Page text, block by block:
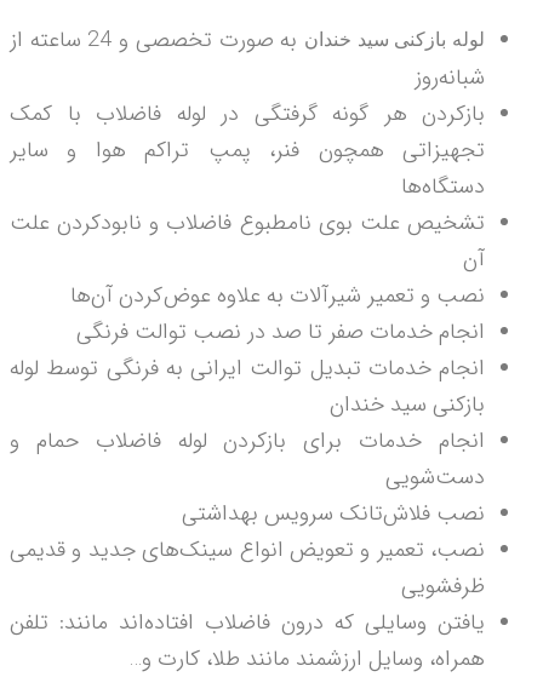
لوله بازکنی سید خندان
به صورت تخصصی و 24 ساعته از
شبانه‌روز
بازکردن هر گونه گرفتگی در لوله فاضلاب با کمک
تجهیزاتی همچون فنر، پمپ تراکم هوا و سایر
دستگاه‌ها
تشخیص علت بوی نامطبوع فاضلاب‌ و نابودکردن علت
آن
نصب و تعمیر شیرآلات به علاوه عوض‌کردن آن‌ها
انجام خدمات صفر تا صد در نصب توالت فرنگی
انجام خدمات تبدیل توالت ایرانی به فرنگی توسط لوله
بازکنی سید خندان
انجام خدمات برای بازکردن لوله فاضلاب حمام و
دست‌شویی
نصب فلاش‌تانک‌ سرویس بهداشتی
نصب، تعمیر و تعویض انواع سینک‌های جدید و قدیمی
ظرفشویی
یافتن وسایلی که درون فاضلاب افتاده‌اند مانند: تلفن
همراه، وسایل ارزشمند مانند طلا، کارت و…